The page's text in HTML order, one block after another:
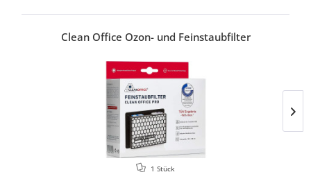
Clean Office Ozon- und Feinstaubfilter
1 Stück